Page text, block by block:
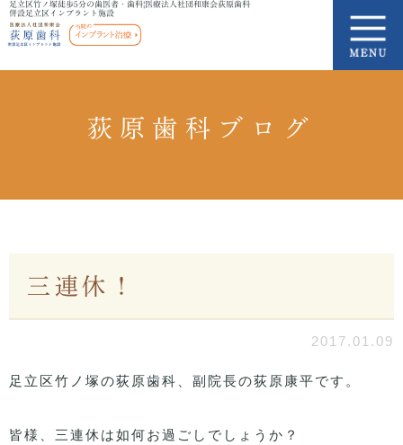
足立区竹ノ塚徒歩5分の歯医者・歯科|医療法人社団和康会荻原歯科
併設足立区インプラント施設
荻原歯科ブログ
三連休！
2017.01.09
足立区竹ノ塚の荻原歯科、副院長の荻原康平です。
皆様、三連休は如何お過ごしでしょうか？